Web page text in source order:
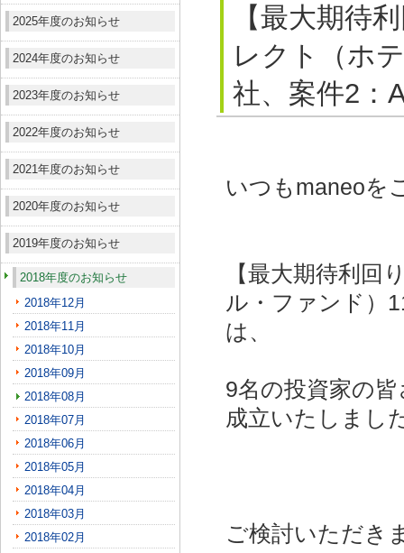
2025年度のお知らせ
2024年度のお知らせ
2023年度のお知らせ
2022年度のお知らせ
2021年度のお知らせ
2020年度のお知らせ
2019年度のお知らせ
2018年度のお知らせ
2018年12月
2018年11月
2018年10月
2018年09月
2018年08月
2018年07月
2018年06月
2018年05月
2018年04月
2018年03月
2018年02月
【最大期待
レクト（ホ
社、案件2：
いつもmaneoを
【最大期待利回
ル・ファンド）
は、
9名の投資家の
成立いたしまし
ご検討いただき